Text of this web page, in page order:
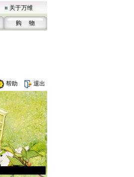
关于万维
购 物
帮助 退出